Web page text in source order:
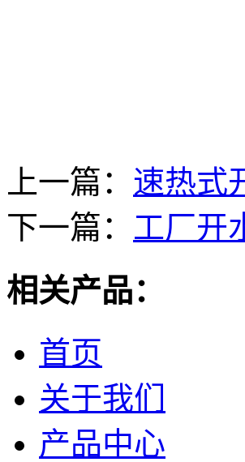
上一篇： 速热式
下一篇： 工厂开
相关产品：
首页
关于我们
产品中心